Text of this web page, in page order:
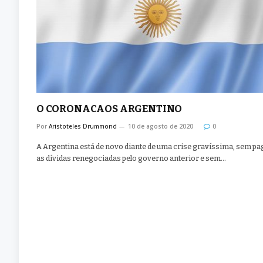
O CORONACAOS ARGENTINO
Por Aristoteles Drummond 10 de agosto de 2020 0
A Argentina está de novo diante de uma crise gravíssima, sem
as dívidas renegociadas pelo governo anterior e sem…